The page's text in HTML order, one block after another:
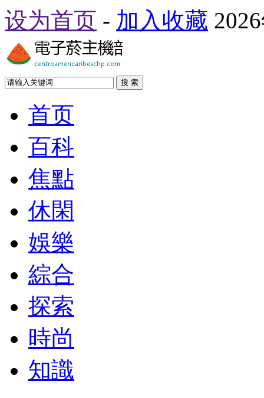
设为首页 - 加入收藏
搜 索
首页
百科
焦點
休閑
娛樂
綜合
探索
時尚
知識